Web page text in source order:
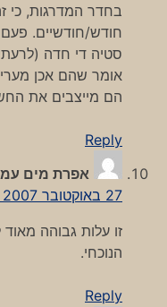
בחדר המדרגות, כי
חודש/חודשיים.
סטיה די חדה
אומר שהם אכן
הם מייצבים את
Reply
אפרת מים
27 באוקטובר 2007 בשעה 23:10
זו עלות גבוהה
הנוכחי.
Reply